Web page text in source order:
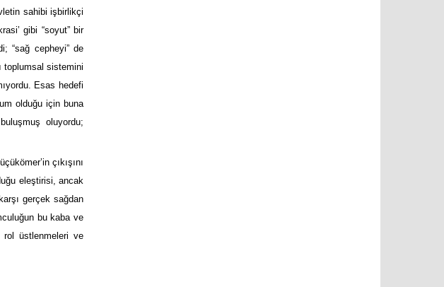
sahibi işbirlikçi
gibi “soyut” bir
“sağ cepheyi” de
toplumsal sistemini
Esas hedefi
olduğu için buna
oluyordu;
çıkışını
eleştirisi, ancak
gerçek sağdan
bu kaba ve
rol üstlenmeleri ve